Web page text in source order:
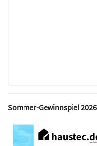
Sommer-Gewinnspiel 2026